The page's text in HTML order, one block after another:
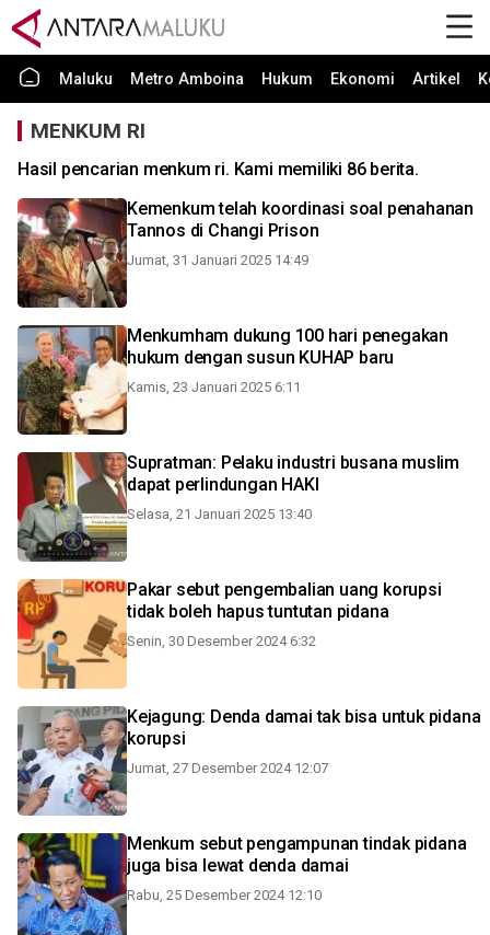
Maluku Metro Amboina Hukum Ekonomi Artikel
MENKUM RI
Hasil pencarian menkum ri. Kami memiliki 86 berita.
Kemenkum telah koordinasi soal penahanan
Tannos di Changi Prison
Jumat, 31 Januari 2025 14:49
Menkumham dukung 100 hari penegakan
hukum dengan susun KUHAP baru
Kamis, 23 Januari 2025 6:11
Supratman: Pelaku industri busana muslim
dapat perlindungan HAKI
Selasa, 21 Januari 2025 13:40
Pakar sebut pengembalian uang korupsi
tidak boleh hapus tuntutan pidana
Senin, 30 Desember 2024 6:32
Kejagung: Denda damai tak bisa untuk pidana
korupsi
Jumat, 27 Desember 2024 12:07
Menkum sebut pengampunan tindak pidana
juga bisa lewat denda damai
Rabu, 25 Desember 2024 12:10